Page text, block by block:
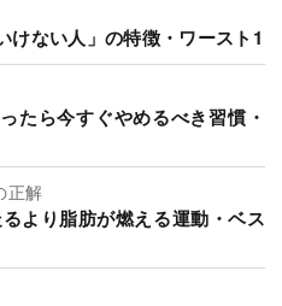
けない人」の特徴・ワースト1
たら今すぐやめるべき習慣・
正解
より脂肪が燃える運動・ベス